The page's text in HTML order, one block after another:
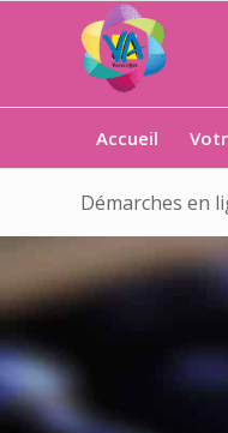
Accueil
Démarches en